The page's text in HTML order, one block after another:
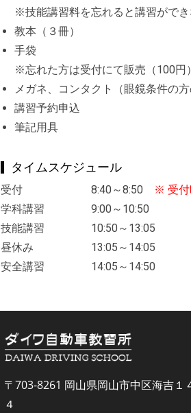
※技能講習料を忘れると講習がで
教本（３冊）
手袋
※忘れた方は受付にて販売（100円
メガネ、コンタクト（眼鏡条件の方
講習予約申込
筆記用具
タイムスケジュール
受付 8:40～8:50
※ 受付
学科講習
9:00～10:50
技能講習
10:50～13:05
昼休み
13:05～14:05
安全講習
14:05～14:50
〒703-8261 岡山県岡山市中区海吉１
４